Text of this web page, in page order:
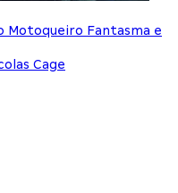
Motoqueiro Fantasma e
Cage